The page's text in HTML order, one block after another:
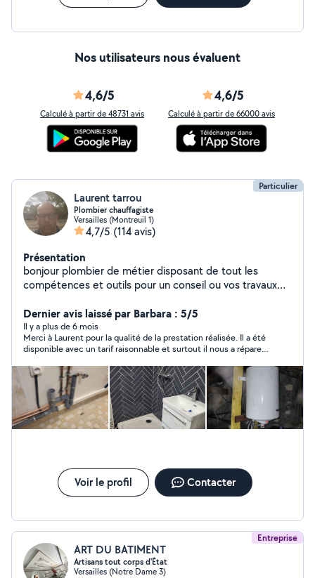
Nos utilisateurs nous évaluent
4,6/5
Calculé à partir de 48731 avis
4,6/5
Calculé à partir de 66000 avis
Particulier
Laurent tarrou
Plombier chauffagiste
Versailles (Montreuil 1)
4,7/5 (114 avis)
Présentation
bonjour plombier de métier disposant de tout les
compétences et outils pour un conseil ou vos travaux
justeselon vos attentes Disponible pour des conseils
Dernier avis laissé par Barbara : 5/5
Il y a plus de 6 mois
Merci à Laurent pour la qualité de la prestation réalisée. Il a été
disponible avec un tarif raisonnable et surtout il nous a réparer
tout avec le sourire et plein de bons conseils ! Je recommande
Voir le profil Contacter
Entreprise
ART DU BATIMENT
Artisans tout corps d'État
Versailles (Notre Dame 3)